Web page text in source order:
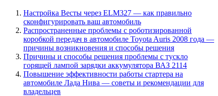
Настройка Весты через ELM327 — как правильно
сконфигурировать ваш автомобиль
Распространенные проблемы с роботизированной
коробкой передач в автомобиле Toyota Auris 2008 года —
причины возникновения и способы решения
Причины и способы решения проблемы с тускло
горящей лампой зарядки аккумулятора ВАЗ 2114
Повышение эффективности работы стартера на
автомобиле Лада Нива — советы и рекомендации для
владельцев